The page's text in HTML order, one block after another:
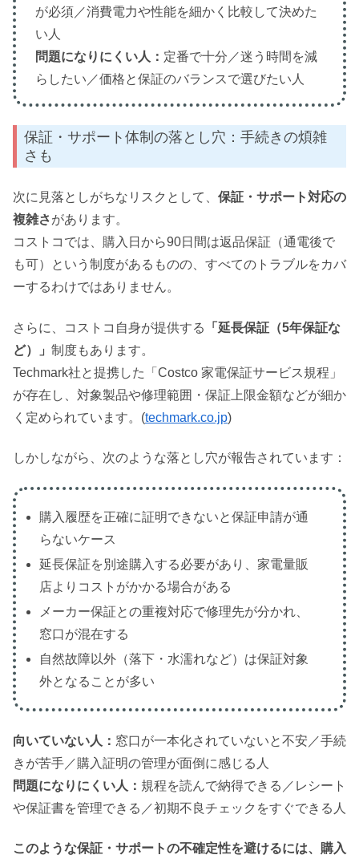
が必須／消費電力や性能を細かく比較して決めた
い人
問題になりにくい人： 定番で十分／迷う時間を減
らしたい／価格と保証のバランスで選びたい人
保証・サポート体制の落とし穴：手続きの煩雑
さも
次に見落としがちなリスクとして、 保証・サポート対応の
複雑さがあります。
コストコでは、購入日から90日間は返品保証（通電後で
も可）という制度があるものの、すべてのトラブルをカバ
ーするわけではありません。
さらに、コストコ自身が提供する
「延長保証（5年保証な
ど）」 制度もあります。
Techmark社と提携した「Costco 家電保証サービス規程」
が存在し、対象製品や修理範囲・保証上限金額などが細か
く定められています。(techmark.co.jp)
しかしながら、次のような落とし穴が報告されています：
購入履歴を正確に証明できないと保証申請が通
らないケース
延長保証を別途購入する必要があり、家電量販
店よりコストがかかる場合がある
メーカー保証との重複対応で修理先が分かれ、
窓口が混在する
自然故障以外（落下・水濡れなど）は保証対象
外となることが多い
向いていない人： 窓口が一本化されていないと不安／手続
きが苦手／購入証明の管理が面倒に感じる人
問題になりにくい人： 規程を読んで納得できる／レシート
や保証書を管理できる／初期不良チェックをすぐできる人
このような保証・サポートの不確定性を避けるには、購入